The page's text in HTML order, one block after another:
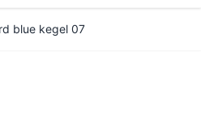
blue kegel 07